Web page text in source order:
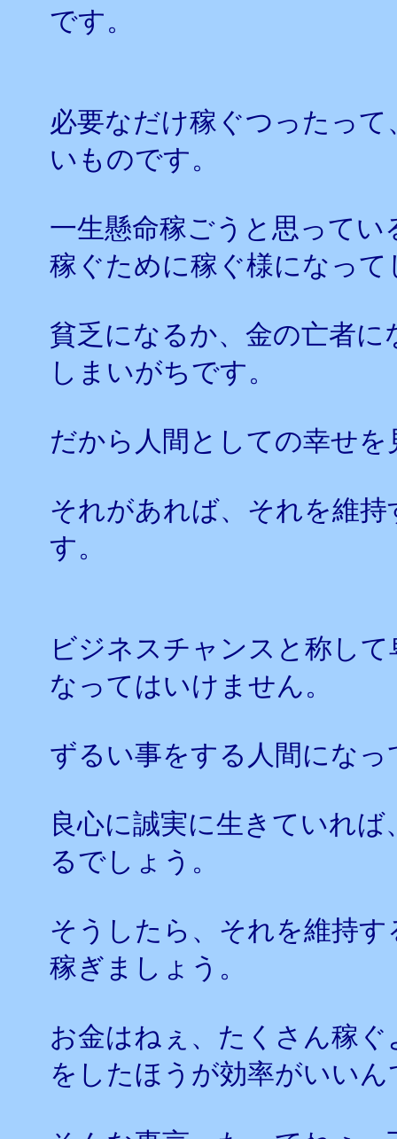
です。
必要なだけ稼ぐつったっ
いものです。
一生懸命稼ごうと思って
稼ぐために稼ぐ様になっ
貧乏になるか、金の亡者
しまいがちです。
だから人間としての幸せ
それがあれば、それを維
す。
ビジネスチャンスと称し
なってはいけません。
ずるい事をする人間にな
良心に誠実に生きていれ
るでしょう。
そうしたら、それを維持
稼ぎましょう。
お金はねぇ、たくさん稼
をしたほうが効率がいいん